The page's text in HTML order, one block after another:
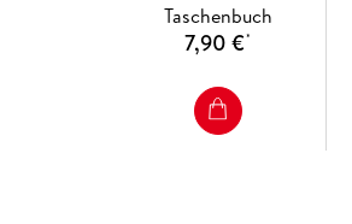
Taschenbuch
7,90 €*